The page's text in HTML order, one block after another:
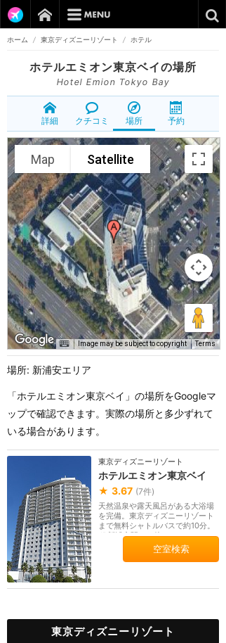
ホーム / 東京ディズニーリゾート / ホテル
ホテルエミオン東京ベイの場所
Hotel Emion Tokyo Bay
詳細 クチコミ 場所 予約
Map Satellite
Image may be subject to copyright Terms
場所: 新浦安エリア
「ホテルエミオン東京ベイ」の場所をGoogleマ
ップで確認できます。実際の場所と多少ずれて
いる場合があります。
東京ディズニーリゾート
ホテルエミオン東京ベイ
★ 3.67 (7件)
天然温泉や露天風呂がある大浴場
を完備。東京ディズニーリゾート
まで無料シャトルバスで約10分。
JR新浦安駅から徒...
空室検索
東京ディズニーリゾート